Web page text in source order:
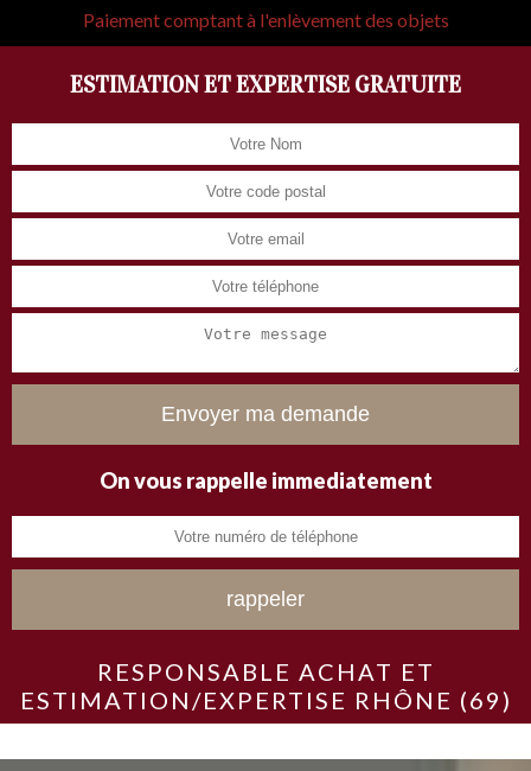
Paiement comptant à l'enlèvement des objets
ESTIMATION ET EXPERTISE GRATUITE
On vous rappelle immediatement
RESPONSABLE ACHAT ET
ESTIMATION/EXPERTISE RHÔNE (69)